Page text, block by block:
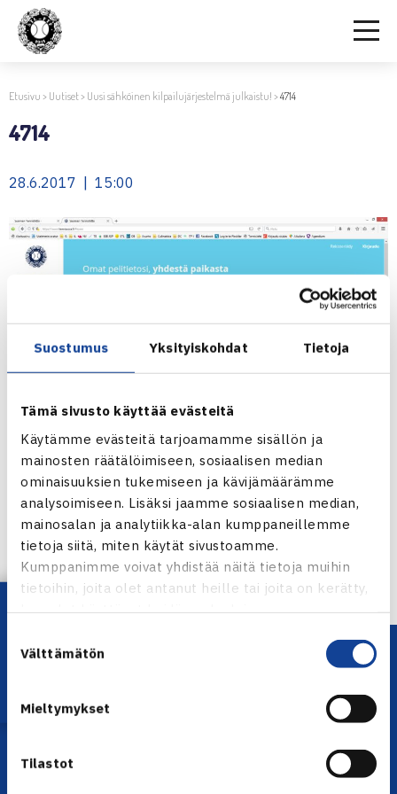
Suostumus Yksityiskohdat Tietoja
Tämä sivusto käyttää evästeitä
Käytämme evästeitä tarjoamamme sisällön ja
mainosten räätälöimiseen, sosiaalisen median
ominaisuuksien tukemiseen ja kävijämäärämme
analysoimiseen. Lisäksi jaamme sosiaalisen median,
mainosalan ja analytiikka-alan kumppaneillemme
tietoja siitä, miten käytät sivustoamme.
Kumppanimme voivat yhdistää näitä tietoja muihin
tietoihin, joita olet antanut heille tai joita on kerätty,
kun olet käyttänyt heidän palvelujaan.
valinta
Välttämätön
Mieltymykset
Tilastot
Etusivu > Uutiset> Uusi sähköinen kilpailujärjestelmä julkaistu! >4714
4714
28.6.2017 | 15:00
Jaa:
← Edellinen
Lataa OmaTennis!